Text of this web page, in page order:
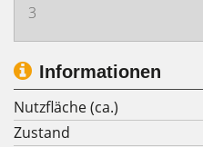
3
Informationen
Nutzfläche (ca.)
Zustand